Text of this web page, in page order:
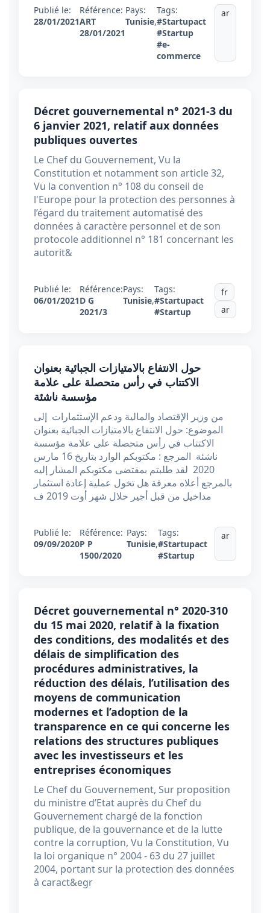
Publié le:
28/01/2021
Référence:
ART
28/01/2021
Pays:
Tunisie,
Tags:
#Startupact
#Startup
#e-
commerce
ar
Décret gouvernemental n° 2021-3 du
6 janvier 2021, relatif aux données
publiques ouvertes
Le Chef du Gouvernement, Vu la
Constitution et notamment son article 32,
Vu la convention n° 108 du conseil de
l'Europe pour la protection des personnes à
l’égard du traitement automatisé des
données à caractère personnel et de son
protocole additionnel n° 181 concernant les
autorit&
Publié le:
06/01/2021
Référence:
D G
2021/3
Pays:
Tunisie,
Tags:
#Startupact
#Startup
fr
ar
حول الانتفاع بالامتيازات الجبائية بعنوان
الاكتتاب في رأس متحصلة على علامة
مؤسسة ناشئة
من وزير الإقتصاد والمالية ودعم الإستثمارات إلى
الموضوع: حول الانتفاع بالامتيازات الجبائية بعنوان
الاكتتاب في رأس متحصلة على علامة مؤسسة
ناشئة المرجع : مكتوبكم الوارد بتاريخ 16 مارس
2020 لقد طلبتم بمقتضى مكتوبكم المشار إليه
بالمرجع أعلاه معرفة هل تخول عملية إعادة استثمار
مداخيل من قبل أجير خلال شهر أوت 2019 ف
Publié le:
09/09/2020
Référence:
P P
1500/2020
Pays:
Tunisie,
Tags:
#Startupact
#Startup
ar
Décret gouvernemental n° 2020-310
du 15 mai 2020, relatif à la fixation
des conditions, des modalités et des
délais de simplification des
procédures administratives, la
réduction des délais, l’utilisation des
moyens de communication
modernes et l’adoption de la
transparence en ce qui concerne les
relations des structures publiques
avec les investisseurs et les
entreprises économiques
Le Chef du Gouvernement, Sur proposition
du ministre d’Etat auprès du Chef du
Gouvernement chargé de la fonction
publique, de la gouvernance et de la lutte
contre la corruption, Vu la Constitution, Vu
la loi organique n° 2004 - 63 du 27 juillet
2004, portant sur la protection des données
à caract&egr